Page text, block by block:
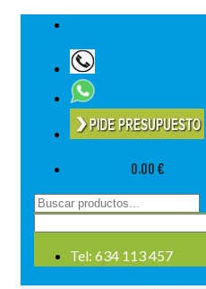
0.00 €
Tel: 634 113 457